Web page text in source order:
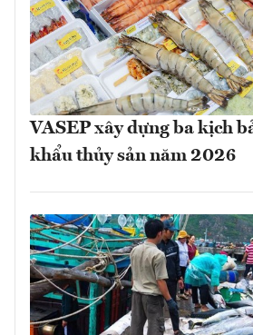
VASEP xây dựng ba kịch
khẩu thủy sản năm 2026